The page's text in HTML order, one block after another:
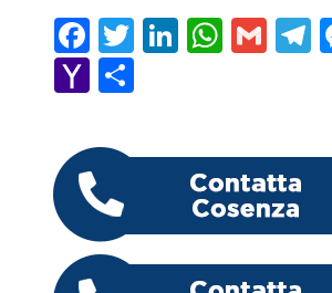
F
a
c
e
b
o
o
k
T
w
itt
Li
dI
n
W
A
p
p
G T
Y
h
o
o
M
C
n
di